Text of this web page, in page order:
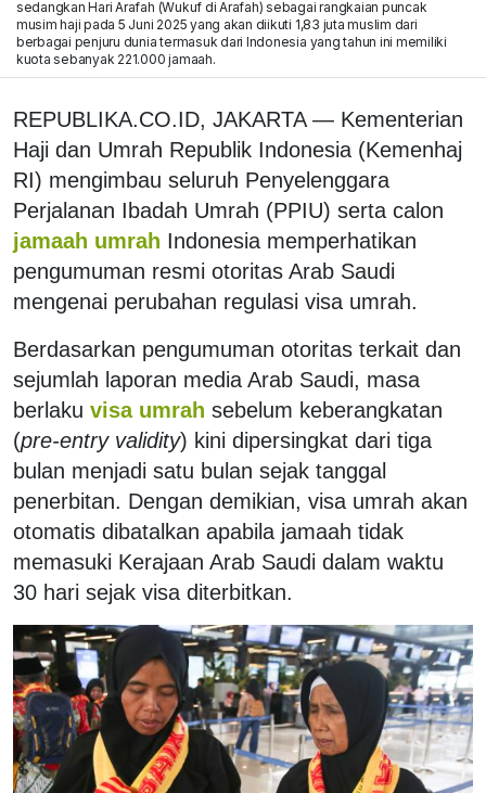
sedangkan Hari Arafah (Wukuf di Arafah) sebagai rangkaian puncak
musim haji pada 5 Juni 2025 yang akan diikuti 1,83 juta muslim dari
berbagai penjuru dunia termasuk dari Indonesia yang tahun ini memiliki
kuota sebanyak 221.000 jamaah.
REPUBLIKA.CO.ID, JAKARTA — Kementerian
Haji dan Umrah Republik Indonesia (Kemenhaj
RI) mengimbau seluruh Penyelenggara
Perjalanan Ibadah Umrah (PPIU) serta calon
jamaah umrah Indonesia memperhatikan
pengumuman resmi otoritas Arab Saudi
mengenai perubahan regulasi visa umrah.
Berdasarkan pengumuman otoritas terkait dan
sejumlah laporan media Arab Saudi, masa
berlaku visa umrah sebelum keberangkatan
(pre-entry validity) kini dipersingkat dari tiga
bulan menjadi satu bulan sejak tanggal
penerbitan. Dengan demikian, visa umrah akan
otomatis dibatalkan apabila jamaah tidak
memasuki Kerajaan Arab Saudi dalam waktu
30 hari sejak visa diterbitkan.